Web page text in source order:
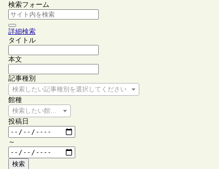
検索フォーム
詳細検索
タイトル
本文
記事種別
検索したい記事種別を選択してください
館種
検索したい館種を選択してください
投稿日
～
検索